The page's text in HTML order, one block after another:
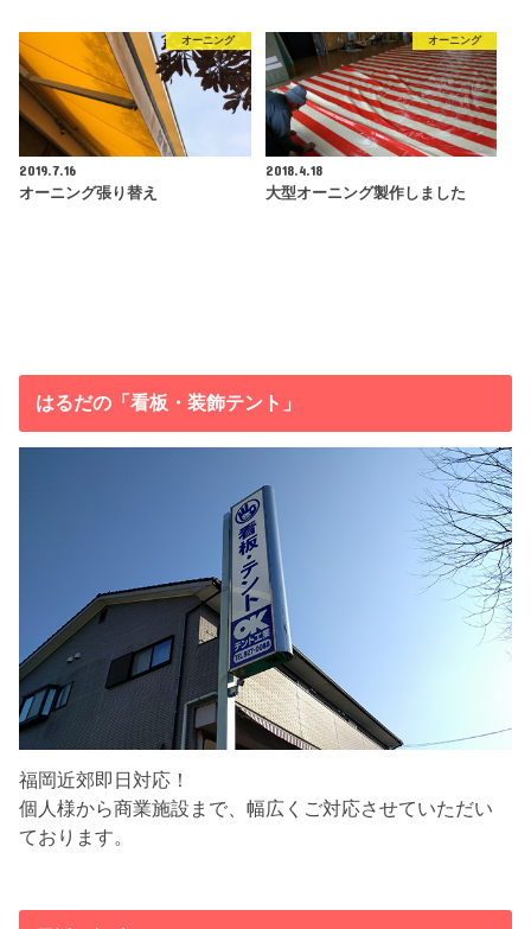
オーニング
2019.7.16
オーニング張り替え
オーニング
2018.4.18
大型オーニング製作しました
はるだの「看板・装飾テント」
福岡近郊即日対応！
個人様から商業施設まで、幅広くご対応させていただい
ております。